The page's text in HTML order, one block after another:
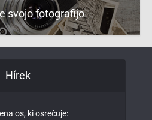
svojo fotografijo
Hírek
os, ki osrečuje: